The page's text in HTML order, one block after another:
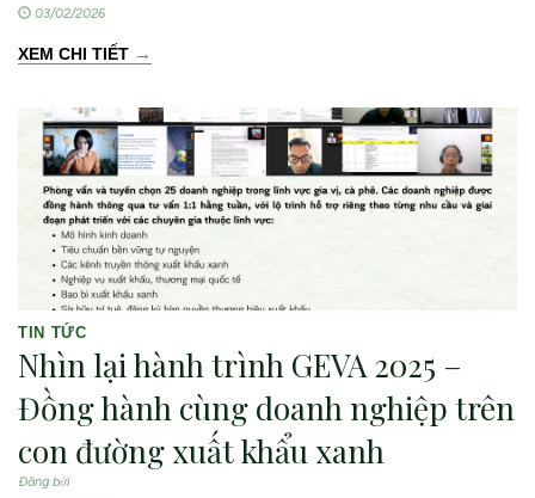
03/02/2026
XEM CHI TIẾT →
TIN TỨC
Nhìn lại hành trình GEVA 2025 –
Đồng hành cùng doanh nghiệp trên
con đường xuất khẩu xanh
Đăng bởi